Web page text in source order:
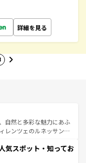
詳細を見る
自然と多彩な魅力にあふ
レンツェのルネッサンス
景やアマルフィ海岸の絶
光の合間には、本場の
気スポット・知ってお